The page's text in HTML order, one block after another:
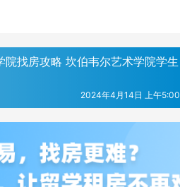
院找房攻略 坎伯韦尔艺术学院学生
2024年4月14日 上午5:00